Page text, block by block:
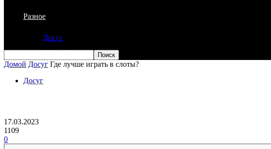
Разное
Досуг
Домой Досуг Где лучше играть в слоты?
Досуг
17.03.2023
1109
0